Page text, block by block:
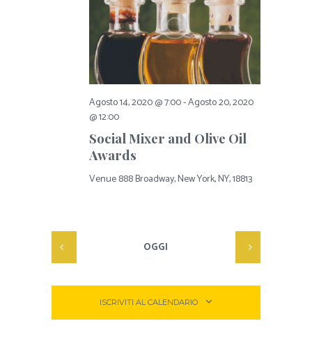
Social Mixer and Olive Oil
Awards
Agosto 14, 2020 @ 7:00-Agosto 20, 2020
@ 12:00
Venue888 Broadway, New York, NY, 18813
OGGI
ISCRIVITI AL CALENDARIO